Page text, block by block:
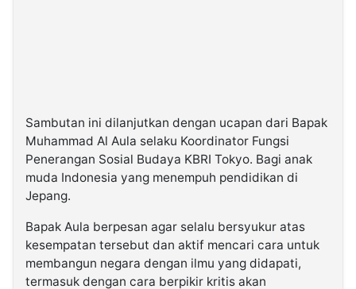
Sambutan ini dilanjutkan dengan ucapan dari Bapak
Muhammad Al Aula selaku Koordinator Fungsi
Penerangan Sosial Budaya KBRI Tokyo. Bagi anak
muda Indonesia yang menempuh pendidikan di
Jepang.
Bapak Aula berpesan agar selalu bersyukur atas
kesempatan tersebut dan aktif mencari cara untuk
membangun negara dengan ilmu yang didapati,
termasuk dengan cara berpikir kritis akan